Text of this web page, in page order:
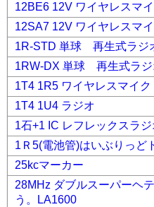
12BE6 12V ワイヤレスマ
12SA7 12V ワイヤレスマ
1R-STD 単球 再生式ラジ
1RW-DX 単球 再生式ラ
1T4 1R5 ワイヤレスマイク
1T4 1U4 ラジオ
1石+1 IC レフレックスラジ
1Ｒ5(電池管)はいぶりっど
25kcマーカー
28MHz ダブルスーパーヘ
う。LA1600